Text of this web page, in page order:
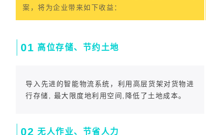
案，将为企业带来如下收益：
01 高位存储、节约土地
导入先进的智能物流系统，利用高层货架对货物进
行存储, 最大限度地利用空间,降低了土地成本。
02 无人作业、节省人力